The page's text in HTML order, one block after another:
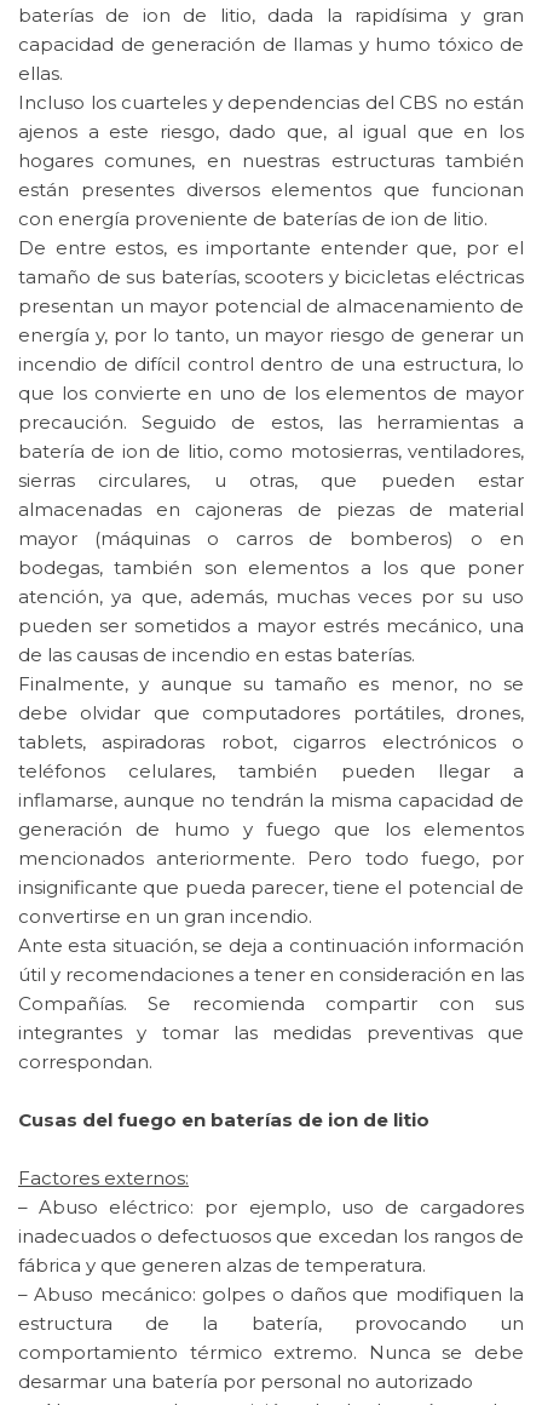
baterías de ion de litio, dada la rapidísima y gran
capacidad de generación de llamas y humo tóxico de
ellas.
Incluso los cuarteles y dependencias del CBS no están
ajenos a este riesgo, dado que, al igual que en los
hogares comunes, en nuestras estructuras también
están presentes diversos elementos que funcionan
con energía proveniente de baterías de ion de litio.
De entre estos, es importante entender que, por el
tamaño de sus baterías, scooters y bicicletas eléctricas
presentan un mayor potencial de almacenamiento de
energía y, por lo tanto, un mayor riesgo de generar un
incendio de difícil control dentro de una estructura, lo
que los convierte en uno de los elementos de mayor
precaución. Seguido de estos, las herramientas a
batería de ion de litio, como motosierras, ventiladores,
sierras circulares, u otras, que pueden estar
almacenadas en cajoneras de piezas de material
mayor (máquinas o carros de bomberos) o en
bodegas, también son elementos a los que poner
atención, ya que, además, muchas veces por su uso
pueden ser sometidos a mayor estrés mecánico, una
de las causas de incendio en estas baterías.
Finalmente, y aunque su tamaño es menor, no se
debe olvidar que computadores portátiles, drones,
tablets, aspiradoras robot, cigarros electrónicos o
teléfonos celulares, también pueden llegar a
inflamarse, aunque no tendrán la misma capacidad de
generación de humo y fuego que los elementos
mencionados anteriormente. Pero todo fuego, por
insignificante que pueda parecer, tiene el potencial de
convertirse en un gran incendio.
Ante esta situación, se deja a continuación información
útil y recomendaciones a tener en consideración en las
Compañías. Se recomienda compartir con sus
integrantes y tomar las medidas preventivas que
correspondan.
Cusas del fuego en baterías de ion de litio
Factores externos:
– Abuso eléctrico: por ejemplo, uso de cargadores
inadecuados o defectuosos que excedan los rangos de
fábrica y que generen alzas de temperatura.
– Abuso mecánico: golpes o daños que modifiquen la
estructura de la batería, provocando un
comportamiento térmico extremo. Nunca se debe
desarmar una batería por personal no autorizado